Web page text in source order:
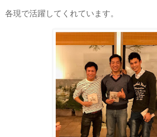
各現で活躍してくれています。